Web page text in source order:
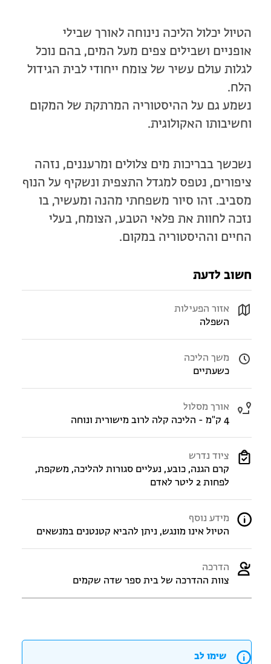
הטיול יכלול הליכה נינוחה לאורך שבילי
אופניים ושבילים צפים מעל המים, בהם נוכל
לגלות עולם עשיר של צומח ייחודי לבית הגידול
הלח.
נשמע גם על ההיסטוריה המרתקת של המקום
וחשיבותו האקולוגית.
נשכשך בבריכות מים צלולים ומרעננים, נזהה
ציפורים, נטפס למגדל התצפית ונשקיף על הנוף
מסביב. זהו סיור משפחתי מהנה ומעשיר, בו
נזכה לחוות את פלאי הטבע, הצומח, בעלי
החיים וההיסטוריה במקום.
חשוב לדעת
אזור הפעילות
השפלה
משך הליכה
כשעתיים
אורך מסלול
4 ק"מ - הליכה קלה לרוב מישורית ונוחה
ציוד נדרש
קרם הגנה, כובע, נעליים סגורות להליכה, משקפת,
לפחות 2 ליטר לאדם
מידע נוסף
הטיול אינו מונגש, ניתן להביא קטנטנים במנשאים
הדרכה
צוות ההדרכה של בית ספר שדה שקמים
שימו לב